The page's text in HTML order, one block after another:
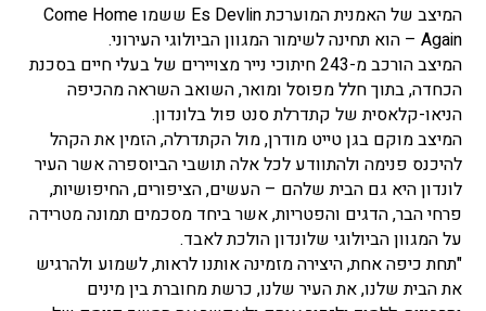
המיצב של האמנית המוערכת Es Devlin ששמו Come Home
Again – הוא תחינה לשימור המגוון הביולוגי העירוני.
המיצב הורכב מ-243 חיתוכי נייר מצויירים של בעלי חיים בסכנת
הכחדה, בתוך חלל מפוסל ומואר, השואב השראה מהכיפה
הניאו-קלאסית של קתדרלת סנט פול בלונדון.
המיצב מוקם בגן טייט מודרן, מול הקתדרלה, הזמין את הקהל
להיכנס פנימה ולהתוודע לכל אלה תושבי הביוספרה אשר העיר
לונדון היא גם הבית שלהם – העשים, הציפורים, החיפושיות,
פרחי הבר, הדגים והפטריות, אשר ביחד מסכמים תמונה מטרידה
על המגוון הביולוגי שלונדון הולכת לאבד.
"תחת כיפה אחת, היצירה מזמינה אותנו לראות, לשמוע ולהרגיש
את הבית שלנו, את העיר שלנו, כרשת מחוברת בין מינים